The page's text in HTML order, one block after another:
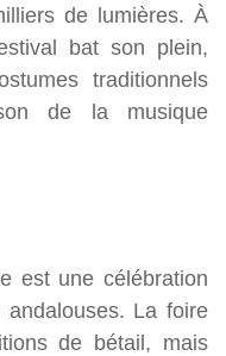
de lumières. À
bat son plein,
traditionnels
de la musique
est une célébration
La foire
de bétail, mais